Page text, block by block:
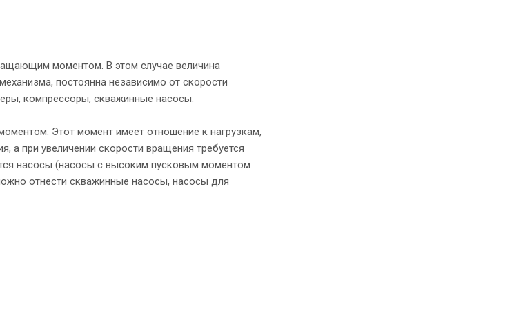
моментом. В этом случае величина
постоянна независимо от скорости
компрессоры, скважинные насосы.
Этот момент имеет отношение к нагрузкам,
а при увеличении скорости вращения требуется
насосы (насосы с высоким пусковым моментом
отнести скважинные насосы, насосы для